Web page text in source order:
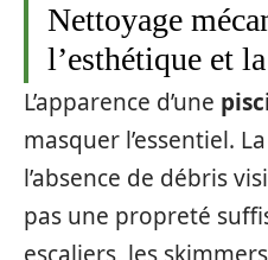
Nettoyage
l’esthétique et
L’apparence d’une
masquer l’essentiel.
l’absence de débris
pas une propreté